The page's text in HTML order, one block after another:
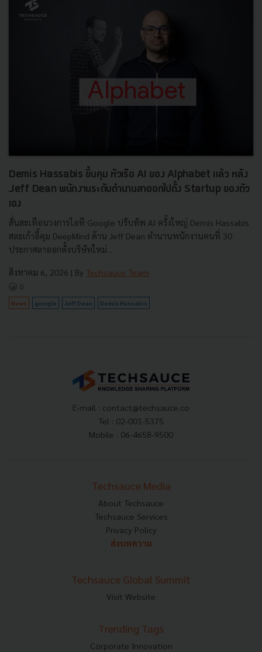
Demis Hassabis ขึ้นคุม หัวเรือ AI ของ Alphabet แล้ว หลัง
Jeff Dean พนักงานระดับตำนานลาออกไปตั้ง Startup ของตัว
เอง
สั่นสะเทือนวงการไอที Google ปรับทัพ AI ครั้งใหญ่ Demis Hassabis
สละเก้าอี้คุม DeepMind ด้าน Jeff Dean ตำนานพนักงานคนที่ 30
ประกาศลาออกตั้งบริษัทใหม่...
สิงหาคม 6, 2026 | By Techsauce Team
0
News google Jeff Dean Demis Hassabis
E-mail : contact@techsauce.co
Tel : 02-001-5375
Mobile : 06-4658-9500
Techsauce Media
About Techsauce
Techsauce Services
Privacy Policy
ส่งบทความ
Techsauce Global Summit
Visit Website
Trending Tags
Corporate Innovation